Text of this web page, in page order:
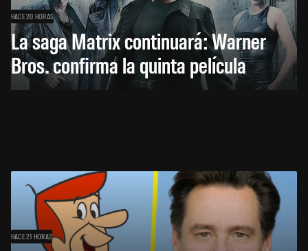
HACE 20 HORAS
La saga Matrix continuará: Warner
Bros. confirma la quinta película
HACE 21 HORAS